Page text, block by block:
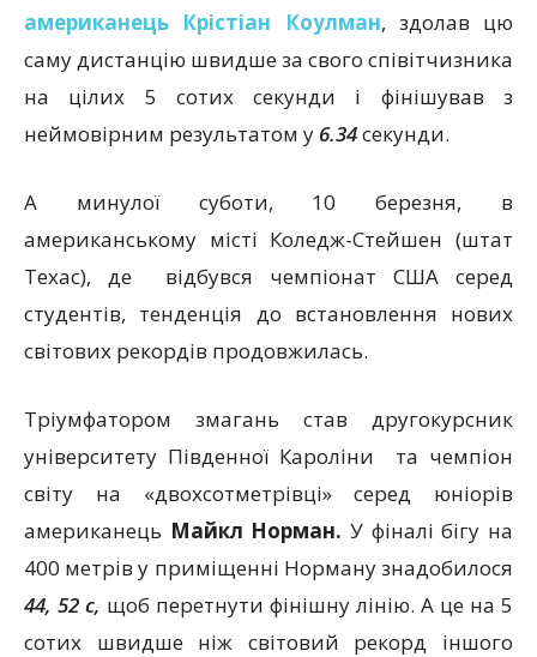
американець Крістіан Коулман, здолав цю
саму дистанцію швидше за свого співітчизника
на цілих 5 сотих секунди і фінішував з
неймовірним результатом у 6.34секунди.
А минулої суботи, 10 березня, в
американському місті Коледж-Стейшен (штат
Техас), де відбувся чемпіонат США серед
студентів, тенденція до встановлення нових
світових рекордів продовжилась.
Тріумфатором змагань став другокурсник
університету Південної Кароліни та чемпіон
світу на «двохсотметрівці» серед юніорів
американець Майкл Норман. У фіналі бігу на
400 метрів у приміщенні Норману знадобилося
44, 52 с, щоб перетнути фінішну лінію. А це на 5
сотих швидше ніж світовий рекорд іншого